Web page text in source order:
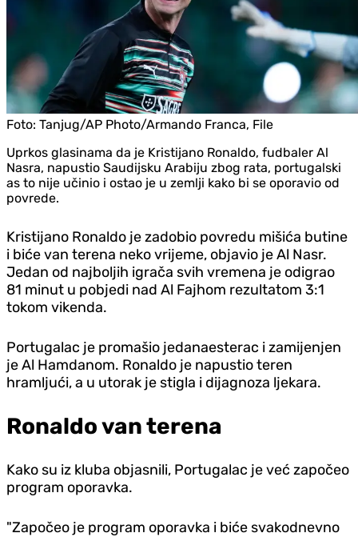
Foto: Tanjug/AP Photo/Armando Franca, File
Uprkos glasinama da je Kristijano Ronaldo, fudbaler Al
Nasra, napustio Saudijsku Arabiju zbog rata, portugalski
as to nije učinio i ostao je u zemlji kako bi se oporavio od
povrede.
Kristijano Ronaldo je zadobio povredu mišića butine
i biće van terena neko vrijeme, objavio je Al Nasr.
Jedan od najboljih igrača svih vremena je odigrao
81 minut u pobjedi nad Al Fajhom rezultatom 3:1
tokom vikenda.
Portugalac je promašio jedanaesterac i zamijenjen
je Al Hamdanom. Ronaldo je napustio teren
hramljući, a u utorak je stigla i dijagnoza ljekara.
Ronaldo van terena
Kako su iz kluba objasnili, Portugalac je već započeo
program oporavka.
"Započeo je program oporavka i biće svakodnevno